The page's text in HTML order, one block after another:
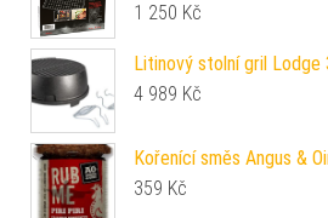
1 250 Kč
Litinový stolní gril Lodge
4 989 Kč
Kořenící směs Angus &
359 Kč